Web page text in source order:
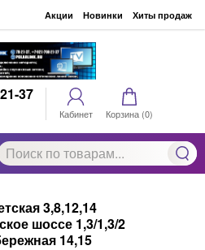
Акции Новинки Хиты продаж
37
Кабинет Корзина (0)
3,8,12,14
шоссе 1,3/1,3/2
14,15